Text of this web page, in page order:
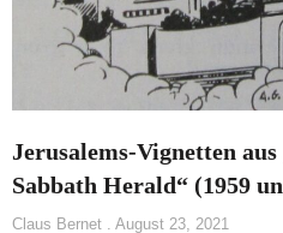
Jerusalems-Vignetten
Sabbath Herald“ (1959
Claus Bernet August 23, 2021